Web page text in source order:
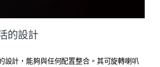
的設計
設計，能夠與任何配置整合。其可旋轉喇叭